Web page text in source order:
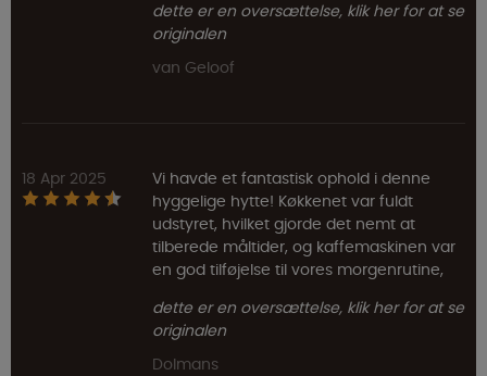
dette er en oversættelse, klik her for at se
originalen
van Geloof
18 Apr 2025
Vi havde et fantastisk ophold i denne
hyggelige hytte! Køkkenet var fuldt
udstyret, hvilket gjorde det nemt at
tilberede måltider, og kaffemaskinen var
en god tilføjelse til vores morgenrutine,
dette er en oversættelse, klik her for at se
originalen
Dolmans